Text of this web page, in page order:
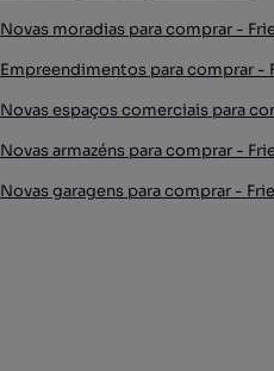
Novas moradias para comprar -
Empreendimentos para comprar -
Novas espaços comerciais para
Novas armazéns para comprar -
Novas garagens para comprar -